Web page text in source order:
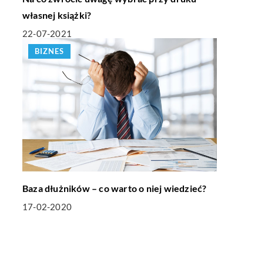
własnej książki?
22-07-2021
BIZNES
Baza dłużników – co warto o niej wiedzieć?
17-02-2020